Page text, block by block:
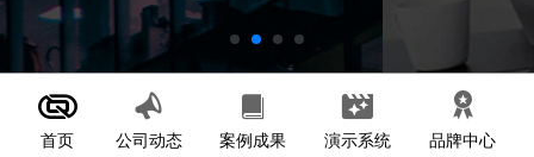
首页 公司动态 案例成果 演示系统 品牌中心